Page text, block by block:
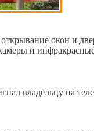
окон и
и
владельцу на